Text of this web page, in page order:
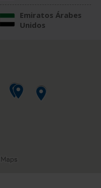
Emiratos Árabes
Unidos